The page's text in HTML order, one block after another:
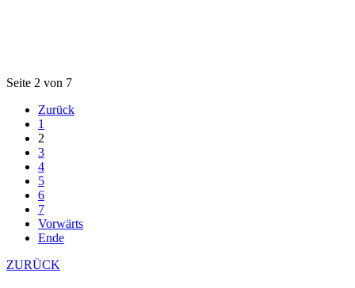
Seite 2 von 7
Zurück
1
2
3
4
5
6
7
Vorwärts
Ende
ZURÜCK